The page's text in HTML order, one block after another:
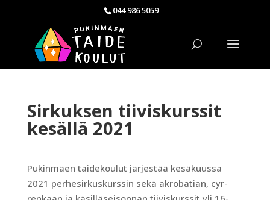
044 986 5059
Sirkuksen tiiviskurssit
kesällä 2021
Pukinmäen taidekoulut järjestää kesäkuussa
2021 perhesirkuskurssin sekä akrobatian, cyr-